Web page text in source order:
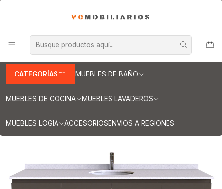
CATEGORÍAS MUEBLES DE BAÑO
MUEBLES DE COCINA MUEBLES LAVADEROS
MUEBLES LOGIA ACCESORIOSENVIOS A REGIONES
Muebles vanitorio aereo - simple
Mueble vanitorios aereo - simple de cuarzo
Muebles vanitorios aereo simple cuarzo / 180 cm
Mueble Vanitorio aereo simple de 180 cm M2-1808 / Titanio